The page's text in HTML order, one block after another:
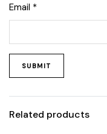
Email *
Related products